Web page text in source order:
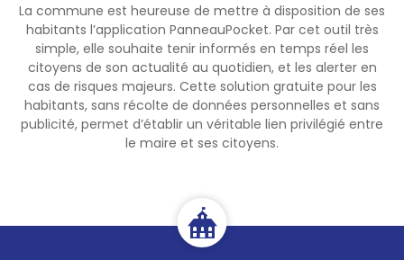
La commune est heureuse de mettre à disposition de ses
habitants l’application PanneauPocket. Par cet outil très
simple, elle souhaite tenir informés en temps réel les
citoyens de son actualité au quotidien, et les alerter en
cas de risques majeurs. Cette solution gratuite pour les
habitants, sans récolte de données personnelles et sans
publicité, permet d’établir un véritable lien privilégié entre
le maire et ses citoyens.